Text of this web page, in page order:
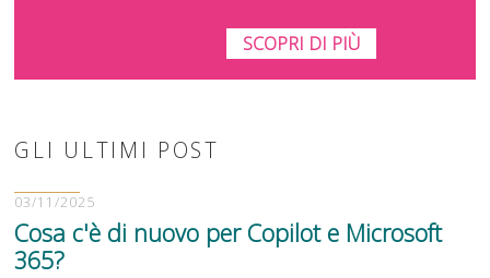
SCOPRI DI PIÙ
GLI ULTIMI POST
03/11/2025
Cosa c'è di nuovo per Copilot e Microsoft
365?